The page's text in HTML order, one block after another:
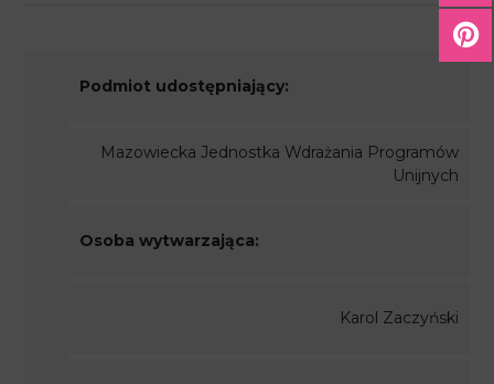
Podmiot udostępniający:
Mazowiecka Jednostka Wdrażania Programów
Unijnych
Osoba wytwarzająca:
Karol Zaczyński